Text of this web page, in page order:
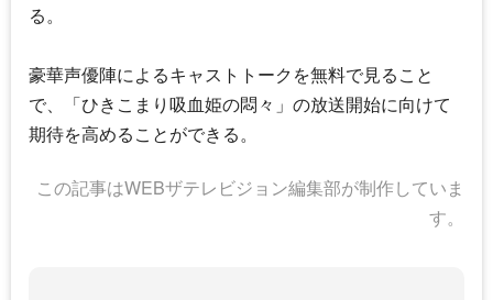
る。
豪華声優陣によるキャストトークを無料で見ること
で、「ひきこまり吸血姫の悶々 」の放送開始に向けて
期待を高めることができる。
この記事はWEBザテレビジョン編集部が制作していま
す。